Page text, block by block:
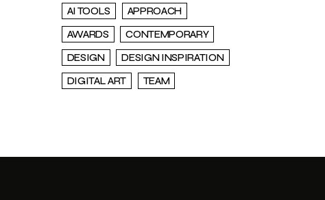
AI TOOLS
APPROACH
AWARDS
CONTEMPORARY
DESIGN
DESIGN INSPIRATION
DIGITAL ART
TEAM